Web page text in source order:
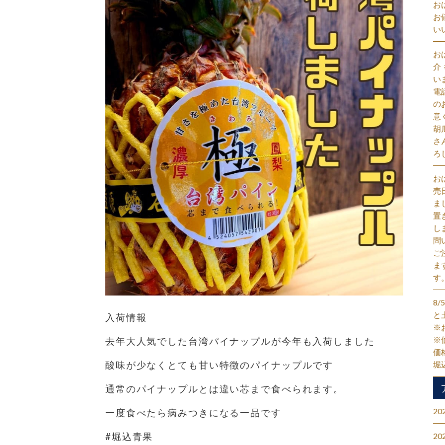
入荷情報
去年大人気でした台湾パイナップルが今年も入荷しました
酸味が少なくとても甘い特徴のパイナップルです
通常のパイナップルとは違い芯まで食べられます。
一度食べたら病みつきになる一品です
#堀込青果
お
お
い
お
介
い
電
の
意
胡
さ
ろ
お
売
ま
置
し
問
ご
ま
す
8/
と
※
※
価
堀